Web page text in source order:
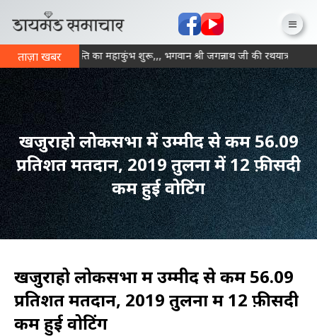
ताज़ा खबर
में आज से भक्ति का महाकुंभ शुरू,,, भगवान श्री जगन्नाथ जी की रथयात्रा के साथ
खजुराहो लोकसभा में उम्मीद से कम 56.09
प्रतिशत मतदान, 2019 तुलना में 12 फ़ीसदी
कम हुई वोटिंग
खजुराहो लोकसभा में उम्मीद से कम 56.09
प्रतिशत मतदान, 2019 तुलना में 12 फ़ीसदी
कम हुई वोटिंग